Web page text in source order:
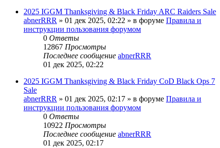
2025 IGGM Thanksgiving & Black Friday ARC Raiders Sale
abnerRRR » 01 дек 2025, 02:22 » в форуме Правила и
инструкции пользования форумом
0 Ответы
12867 Просмотры
Последнее сообщение abnerRRR
01 дек 2025, 02:22
2025 IGGM Thanksgiving & Black Friday CoD Black Ops 7
Sale
abnerRRR » 01 дек 2025, 02:17 » в форуме Правила и
инструкции пользования форумом
0 Ответы
10922 Просмотры
Последнее сообщение abnerRRR
01 дек 2025, 02:17